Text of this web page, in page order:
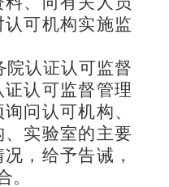
可机构实施监
院认证认可监督
认可监督管理
问认可机构、
实验室的主要
，给予告诫，
。